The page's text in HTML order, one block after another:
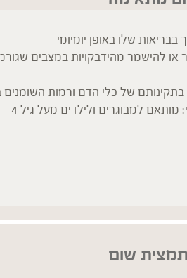
שלו באופן יומיומי
או להישמר מהידבקויות במצבים
בתקינותם של כלי הדם ורמות
למבוגרים ולילדים מעל גיל 4
שום